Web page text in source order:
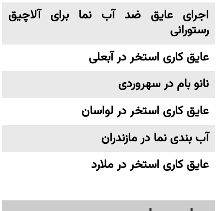
اجرای عایق ضد آب نما برای آلاچیق
رستورانی
عایق کاری استخر در آبعلی
نانو بام در سهروردی
عایق کاری استخر در لواسان
آب بندی نما در مازندران
عایق کاری استخر در ملارد